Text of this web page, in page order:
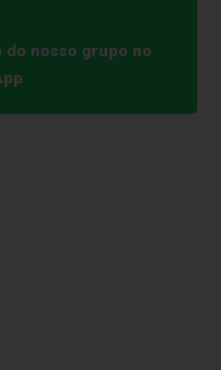
nosso grupo no